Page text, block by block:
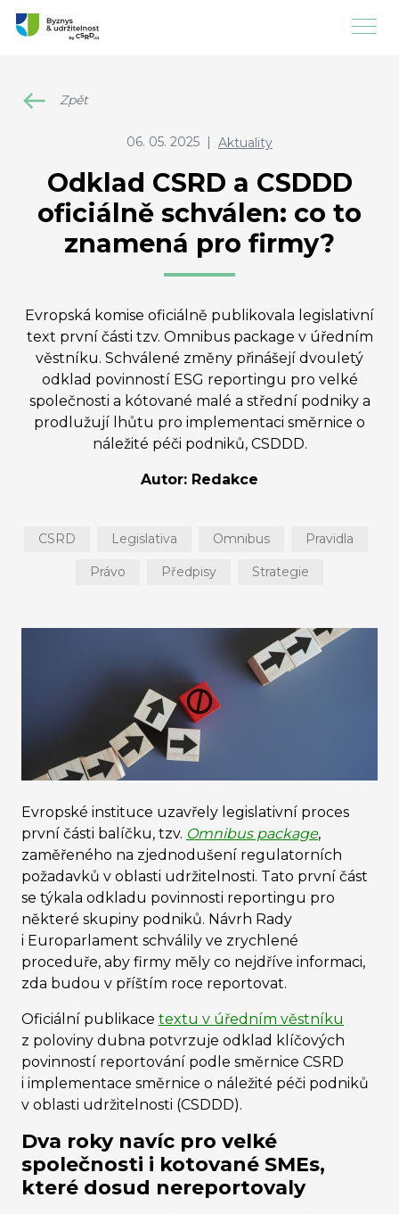
Zpět
06. 05. 2025 | Aktuality
Odklad CSRD a CSDDD
oficiálně schválen: co to
znamená pro firmy?
Evropská komise oficiálně publikovala legislativní
text první části tzv. Omnibus package v úředním
věstníku. Schválené změny přinášejí dvouletý
odklad povinností ESG reportingu pro velké
společnosti a kótované malé a střední podniky a
prodlužují lhůtu pro implementaci směrnice o
náležité péči podniků, CSDDD.
Autor: Redakce
CSRD Legislativa Omnibus Pravidla
Právo Předpisy Strategie
Evropské instituce uzavřely legislativní proces
první části balíčku, tzv. Omnibus package,
zaměřeného na zjednodušení regulatorních
požadavků v oblasti udržitelnosti. Tato první část
se týkala odkladu povinnosti reportingu pro
některé skupiny podniků. Návrh Rady
i Europarlament schválily ve zrychlené
proceduře, aby firmy měly co nejdříve informaci,
zda budou v příštím roce reportovat.
Oficiální publikace textu v úředním věstníku
z poloviny dubna potvrzuje odklad klíčových
povinností reportování podle směrnice CSRD
i implementace směrnice o náležité péči podniků
v oblasti udržitelnosti (CSDDD).
Dva roky navíc pro velké
společnosti i kotované SMEs,
které dosud nereportovaly